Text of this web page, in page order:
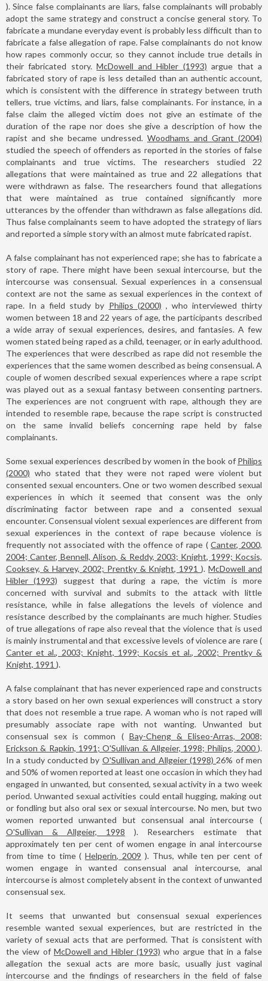
). Since false complainants are liars, false complainants will probably
adopt the same strategy and construct a concise general story. To
fabricate a mundane everyday event is probably less difficult than to
fabricate a false allegation of rape. False complainants do not know
how rapes commonly occur, so they cannot include true details in
their fabricated story.McDowell and Hibler (1993) argue that a
fabricated story of rape is less detailed than an authentic account,
which is consistent with the difference in strategy between truth
tellers, true victims, and liars, false complainants. For instance, in a
false claim the alleged victim does not give an estimate of the
duration of the rape nor does she give a description of how the
rapist and she became undressed. Woodhams and Grant (2004)
studied the speech of offenders as reported in the stories of false
complainants and true victims. The researchers studied 22
allegations that were maintained as true and 22 allegations that
were withdrawn as false. The researchers found that allegations
that were maintained as true contained significantly more
utterances by the offender than withdrawn as false allegations did.
Thus false complainants seem to have adopted the strategy of liars
and reported a simple story with an almost mute fabricated rapist.
A false complainant has not experienced rape; she has to fabricate a
story of rape. There might have been sexual intercourse, but the
intercourse was consensual. Sexual experiences in a consensual
context are not the same as sexual experiences in the context of
rape. In a field study by Philips (2000) , who interviewed thirty
women between 18 and 22 years of age, the participants described
a wide array of sexual experiences, desires, and fantasies. A few
women stated being raped as a child, teenager, or in early adulthood.
The experiences that were described as rape did not resemble the
experiences that the same women described as being consensual. A
couple of women described sexual experiences where a rape script
was played out as a sexual fantasy between consenting partners.
The experiences are not congruent with rape, although they are
intended to resemble rape, because the rape script is constructed
on the same invalid beliefs concerning rape held by false
complainants.
Some sexual experiences described by women in the book of Philips
(2000) who stated that they were not raped were violent but
consented sexual encounters. One or two women described sexual
experiences in which it seemed that consent was the only
discriminating factor between rape and a consented sexual
encounter. Consensual violent sexual experiences are different from
sexual experiences in the context of rape because violence is
frequently not associated with the offence of rape (Canter, 2000,
2004; Canter, Bennell, Alison, & Reddy, 2003; Knight, 1999; Kocsis,
Cooksey, & Harvey, 2002; Prentky & Knight, 1991).McDowell and
Hibler (1993) suggest that during a rape, the victim is more
concerned with survival and submits to the attack with little
resistance, while in false allegations the levels of violence and
resistance described by the complainants are much higher. Studies
of true allegations of rape also reveal that the violence that is used
is mainly instrumental and that excessive levels of violence are rare (
Canter et al., 2003; Knight, 1999; Kocsis et al., 2002; Prentky &
Knight, 1991 ).
A false complainant that has never experienced rape and constructs
a story based on her own sexual experiences will construct a story
that does not resemble a true rape. A woman who is not raped will
presumably associate rape with not wanting. Unwanted but
consensual sex is common ( Bay-Cheng & Eliseo-Arras, 2008;
Erickson & Rapkin, 1991; O'Sullivan & Allgeier, 1998; Philips, 2000 ).
In a study conducted by O'Sullivan and Allgeier (1998) 26% of men
and 50% of women reported at least one occasion in which they had
engaged in unwanted, but consented, sexual activity in a two week
period. Unwanted sexual activities could entail hugging, making out
or fondling but also oral sex or sexual intercourse. No men, but two
women reported unwanted but consensual anal intercourse (
O'Sullivan & Allgeier, 1998 ). Researchers estimate that
approximately ten per cent of women engage in anal intercourse
from time to time (Helperin, 2009 ). Thus, while ten per cent of
women engage in wanted consensual anal intercourse, anal
intercourse is almost completely absent in the context of unwanted
consensual sex.
It seems that unwanted but consensual sexual experiences
resemble wanted sexual experiences, but are restricted in the
variety of sexual acts that are performed. That is consistent with
the view of McDowell and Hibler (1993) who argue that in a false
allegation the sexual acts are more basic, usually just vaginal
intercourse and the findings of researchers in the field of false